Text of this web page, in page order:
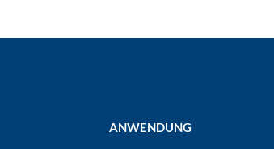
ANWENDUNG